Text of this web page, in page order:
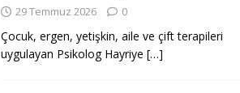
29 Temmuz 2026 0
Çocuk, ergen, yetişkin, aile ve çift terapileri
uygulayan Psikolog Hayriye […]